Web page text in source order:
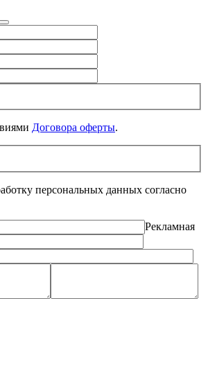
Договора оферты.
персональных данных согласно
Рекламная